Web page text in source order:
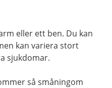
eller ett ben. Du kan
kan variera stort
sjukdomar.
så småningom